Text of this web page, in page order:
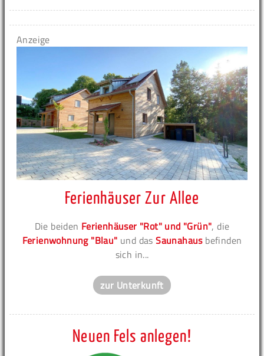
Anzeige
Ferienhäuser Zur Allee
Die beiden Ferienhäuser "Rot" und "Grün", die
Ferienwohnung "Blau" und dasSaunahausbefinden
sich in...
zur Unterkunft
Neuen Fels anlegen!